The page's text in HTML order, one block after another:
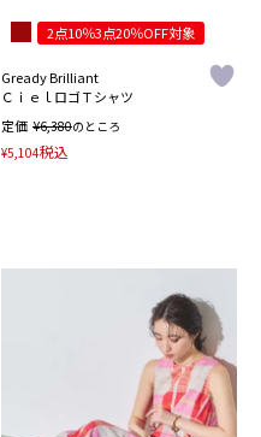
2点10％3点20％OFF対象
Gready Brilliant
ＣｉｅｌロゴＴシャツ
定価 ¥6,380のところ
¥5,104税込